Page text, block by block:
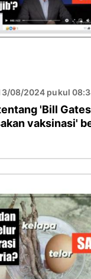
08/2024 pukul
'Bill
vaksinasi'